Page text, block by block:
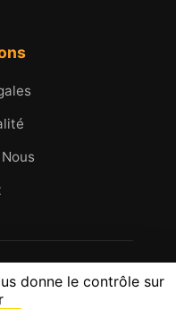
droits réservés.
du Golfe de Saint-
donne le contrôle sur